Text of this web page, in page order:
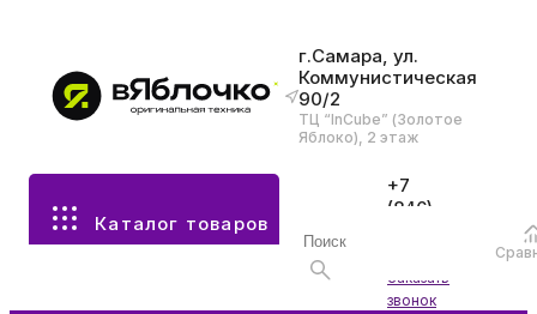
г.Самара, ул.
Коммунистическая
90/2
ТЦ “InCube” (Золотое
Яблоко), 2 этаж
Каталог товаров
+7
(846)
Заказать
звонок
Все разделы каталога
Аксессуары